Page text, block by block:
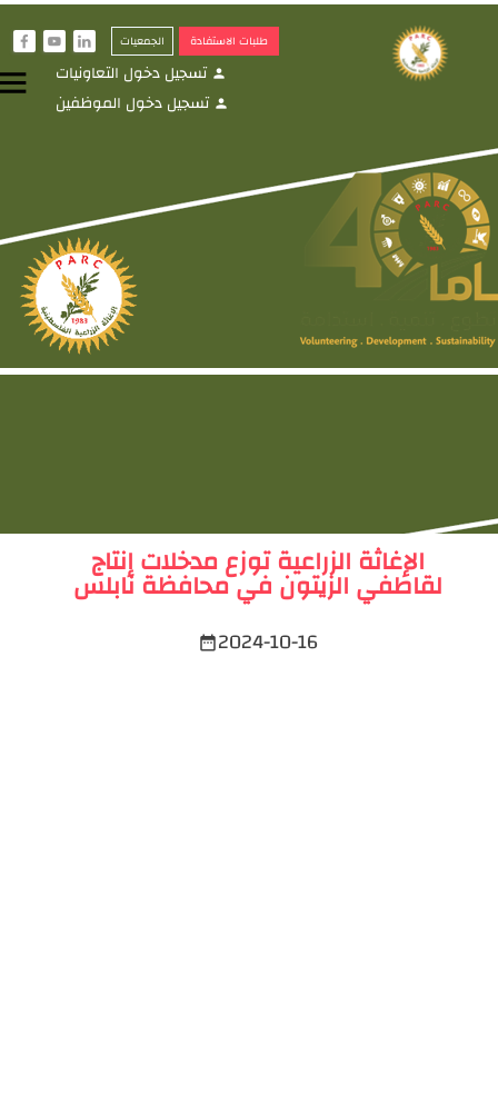
طلبات الاستفادة الجمعيات i
y
f
person تسجيل دخول التعاونيات
person تسجيل دخول الموظفين
الإغاثة الزراعية توزع مدخلات إنتاج
لقاطفي الزيتون في محافظة نابلس
2024-10-16
date_range